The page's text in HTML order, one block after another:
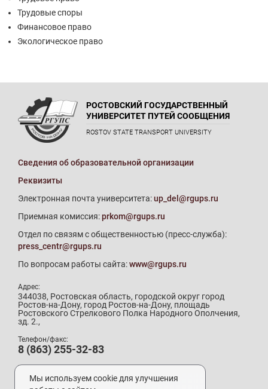
Трудовые споры
Финансовое право
Экологическое право
РОСТОВСКИЙ ГОСУДАРСТВЕННЫЙ
УНИВЕРСИТЕТ ПУТЕЙ СООБЩЕНИЯ
ROSTOV STATE TRANSPORT UNIVERSITY
Сведения об образовательной организации
Реквизиты
Электронная почта университета:up_del@rgups.ru
Приемная комиссия:prkom@rgups.ru
Отдел по связям с общественностью (пресс-служба):
press_centr@rgups.ru
По вопросам работы сайта:www@rgups.ru
Адрес:
344038, Ростовская область, городской округ город
Ростов-на-Дону, город Ростов-на-Дону, площадь
Ростовского Стрелкового Полка Народного Ополчения,
зд. 2.,
Телефон/факс:
8 (863) 255-32-83
Телефон приемной комиссии:
8 (800) 707-19-29
Мы используем cookie для улучшения